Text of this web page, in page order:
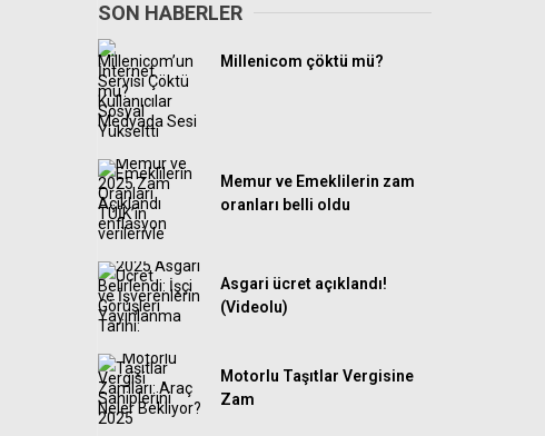
SON HABERLER
Millenicom çöktü mü?
Memur ve Emeklilerin zam
oranları belli oldu
Asgari ücret açıklandı!
(Videolu)
Motorlu Taşıtlar Vergisine
Zam